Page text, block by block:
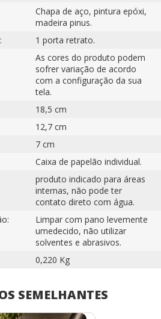
Chapa de aço, pintura epóxi,
madeira pinus.
1 porta retrato.
As cores do produto podem
sofrer variação de acordo
com a configuração da sua
tela.
18,5 cm
12,7 cm
7 cm
Caixa de papelão individual.
produto indicado para áreas
internas, não pode ter
contato direto com água.
Limpar com pano levemente
umedecido, não utilizar
solventes e abrasivos.
0,220 Kg
SEMELHANTES